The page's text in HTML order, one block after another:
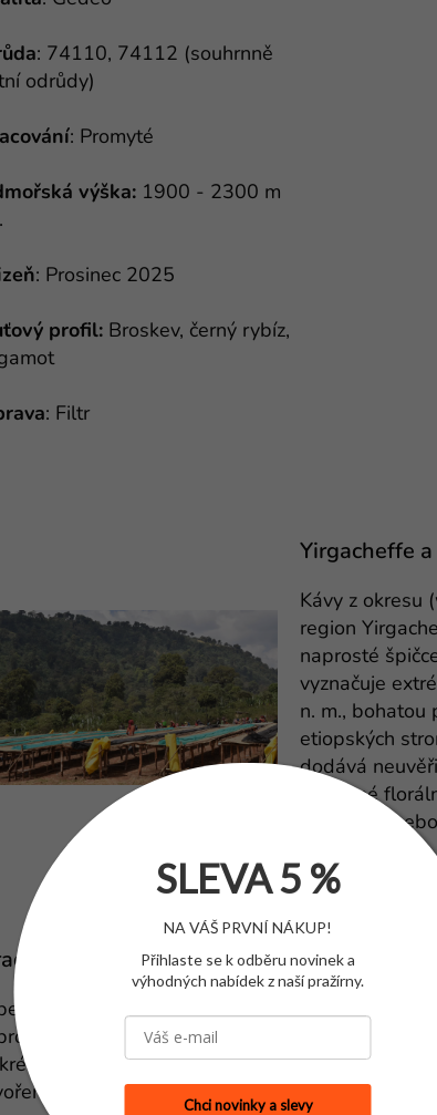
: 74110, 74112 (souhrnně
odrůdy)
: Promyté
výška: 1900 - 2300 m
: Prosinec 2025
profil: Broskev, černý rybíz,
: Filtr
Yirgacheffe
Kávy z okresu
region
naprosté
vyznačuje
n. m., bohatou
etiopských
dodává
oblíbené
bergamot
s maximální péčí
ručním sběru se čerstvě natrhané
stanic, kde se káva důkladně třídí.
lot je zpracován promytou metodou
z vůbec prvních třešní sklizených v letošní
SLEVA 5 %
NA VÁŠ PRVNÍ NÁKUP!
Přihlaste se k odběru novinek a
výhodných nabídek z naší pražírny.
Chci novinky a slevy